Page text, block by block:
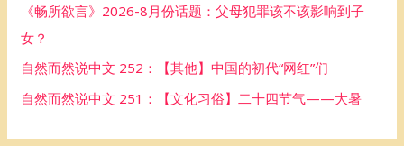
《畅所欲言》2026-8月份话题：父母犯罪该不该影响到子
女？
自然而然说中文 252：【其他】中国的初代“网红”们
自然而然说中文 251：【文化习俗】二十四节气——大暑